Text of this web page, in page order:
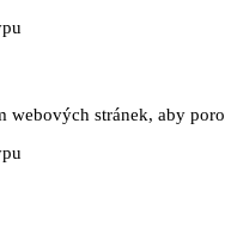
webových stránek, aby